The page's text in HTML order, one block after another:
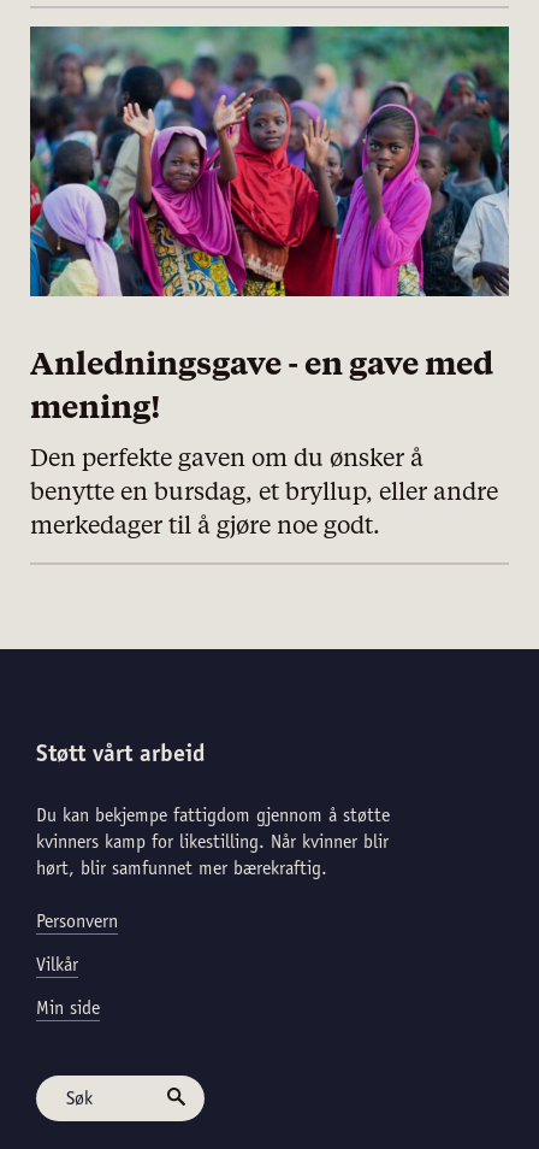
personvernserklæring/cookie policy
Nødvendige
Statistiske
Markedsføring
Anledningsgave - en gave med
mening!
Den perfekte gaven om du ønsker å
benytte en bursdag, et bryllup, eller andre
merkedager til å gjøre noe godt.
Støtt vårt arbeid
Du kan bekjempe fattigdom gjennom å støtte
kvinners kamp for likestilling. Når kvinner blir
hørt, blir samfunnet mer bærekraftig.
Personvern
Vilkår
Min side